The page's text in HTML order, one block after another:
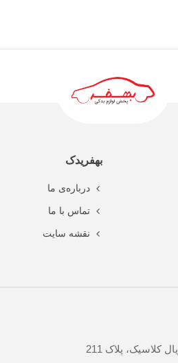
بهفریدک
درباره‌ی ما
تماس با ما
نقشه سایت
پلاک 211